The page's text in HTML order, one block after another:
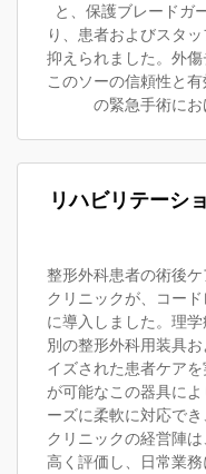
と、保護ブレードガ
り、患者およびスタ
抑えられました。外傷
このソーの信頼性と
の緊急手術にお
リハビリテーシ
整形外科患者の術後
クリニックが、コー
に導入しました。理
別の整形外科用装具
イズされた患者ケア
が可能なこの器具に
ーズに柔軟に対応で
クリニックの経営陣
高く評価し、日常業